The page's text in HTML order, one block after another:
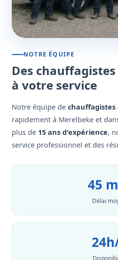
NOTRE ÉQUIPE
Des
à votre service
Notre équipe de
rapidement à Merelbeke et
plus de 15 ans d'expérience,
service professionnel et des
45
Délai